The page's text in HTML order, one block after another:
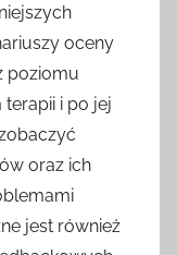
oceny
poziomu
i po jej
oraz ich
jest również